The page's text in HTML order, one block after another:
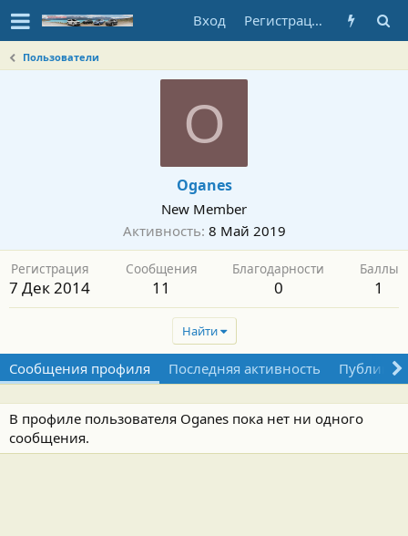
Вход Регистрация
Пользователи
O
Oganes
New Member
Активность 8 Май 2019
Регистрация
7 Дек 2014
Сообщения
11
Благодарности
0
Баллы
1
Найти
Сообщения профиля Последняя активность
В профиле пользователя Oganes пока нет ни одного
сообщения.